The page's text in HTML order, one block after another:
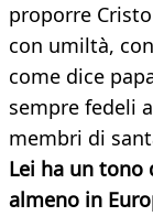
proporre
con umiltà,
come dice
sempre fedeli
membri di
Lei ha un tono
almeno in